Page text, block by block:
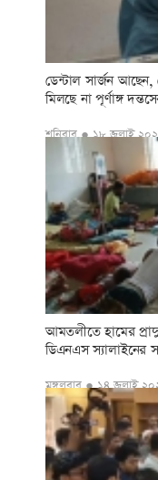
ডেন্টাল সার্জন আছেন,
মিলছে না পূর্ণাঙ্গ
শনিবার ● ১৮ জুলাই
আমতলীতে হামের
ডিএনএস স্যালাইনের
মঙ্গলবার ● ১৪ জুলাই